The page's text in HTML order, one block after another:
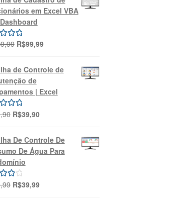
era:
R$69,99.
é:
R$39,99.
em Excel VBA
O
original
era:
R$149,99.
R$99,99O
atual
é:
R$99,99.
de Controle de
de
| Excel
O
original
era:
R$49,90.
R$39,90O
atual
é:
R$39,90.
De Controle De
De Água Para
O
R$39,99O